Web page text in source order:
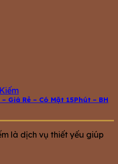
Giá Rẻ – Có Mặt 15Phút – BH
là dịch vụ thiết yếu giúp